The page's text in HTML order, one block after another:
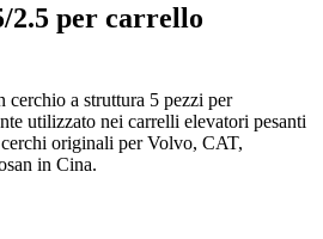
2.5 per carrello
a struttura 5 pezzi per
utilizzato nei carrelli elevatori pesanti
originali per Volvo, CAT,
in Cina.